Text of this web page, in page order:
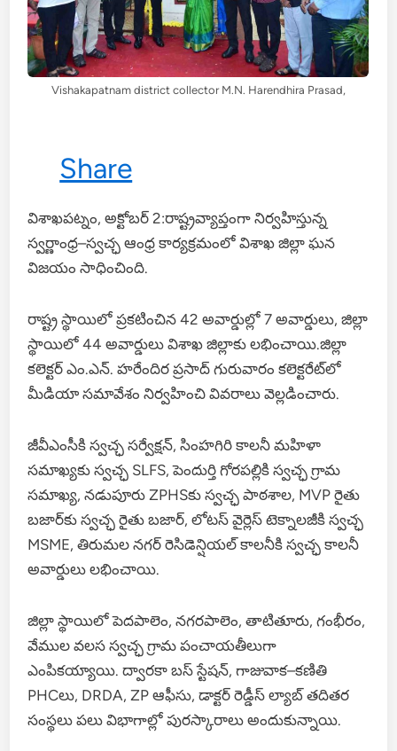
Vishakapatnam district collector M.N. Harendhira Prasad,
Share
విశాఖపట్నం, అక్టోబర్ 2:రాష్ట్రవ్యాప్తంగా నిర్వహిస్తున్న
స్వర్ణాంధ్ర–స్వచ్ఛ ఆంధ్ర కార్యక్రమంలో విశాఖ జిల్లా ఘన
విజయం సాధించింది.
రాష్ట్ర స్థాయిలో ప్రకటించిన 42 అవార్డుల్లో 7 అవార్డులు, జిల్లా
స్థాయిలో 44 అవార్డులు విశాఖ జిల్లాకు లభించాయి.జిల్లా
కలెక్టర్ ఎం.ఎన్. హరేందిర ప్రసాద్ గురువారం కలెక్టరేట్‌లో
మీడియా సమావేశం నిర్వహించి వివరాలు వెల్లడించారు.
జీవీఎంసీకి స్వచ్ఛ సర్వేక్షన్, సింహగిరి కాలనీ మహిళా
సమాఖ్యకు స్వచ్ఛ SLFS, పెందుర్తి గోరపల్లికి స్వచ్ఛ గ్రామ
సమాఖ్య, నడుపూరు ZPHS‌కు స్వచ్ఛ పాఠశాల, MVP రైతు
బజార్‌కు స్వచ్ఛ రైతు బజార్, లోటస్ వైర్లెస్ టెక్నాలజీకి స్వచ్ఛ
MSME, తిరుమల నగర్ రెసిడెన్షియల్ కాలనీకి స్వచ్ఛ కాలనీ
అవార్డులు లభించాయి.
జిల్లా స్థాయిలో పెదపాలెం, నగరపాలెం, తాటితూరు, గంభీరం,
వేముల వలస స్వచ్ఛ గ్రామ పంచాయతీలుగా
ఎంపికయ్యాయి. ద్వారకా బస్ స్టేషన్, గాజువాక–కణితి
PHCలు, DRDA, ZP ఆఫీసు, డాక్టర్ రెడ్డీస్ ల్యాబ్ తదితర
సంస్థలు పలు విభాగాల్లో పురస్కారాలు అందుకున్నాయి.